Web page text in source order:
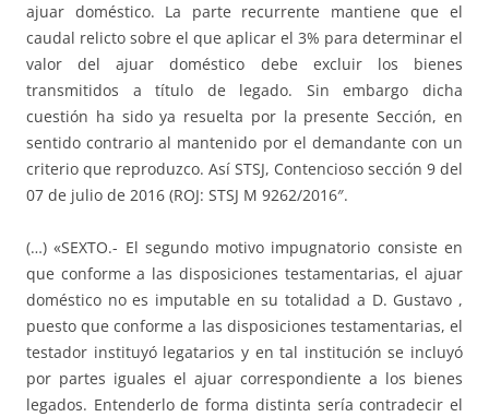
ajuar doméstico. La parte recurrente mantiene que el
caudal relicto sobre el que aplicar el 3% para determinar el
valor del ajuar doméstico debe excluir los bienes
transmitidos a título de legado. Sin embargo dicha
cuestión ha sido ya resuelta por la presente Sección, en
sentido contrario al mantenido por el demandante con un
criterio que reproduzco. Así STSJ, Contencioso sección 9 del
07 de julio de 2016 (ROJ: STSJ M 9262/2016″.
(…) «SEXTO.- El segundo motivo impugnatorio consiste en
que conforme a las disposiciones testamentarias, el ajuar
doméstico no es imputable en su totalidad a D. Gustavo ,
puesto que conforme a las disposiciones testamentarias, el
testador instituyó legatarios y en tal institución se incluyó
por partes iguales el ajuar correspondiente a los bienes
legados. Entenderlo de forma distinta sería contradecir el